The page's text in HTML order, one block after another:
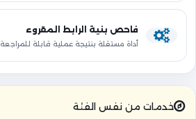
فاحص بنية الرابط المقروء
أداة مستقلة بنتيجة عملية قابلة للمراجعة.
خدمات من نفس الفئة